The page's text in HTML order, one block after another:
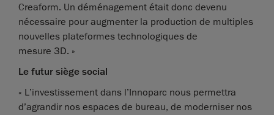
Creaform. Un déménagement était donc devenu
nécessaire pour augmenter la production de multiples
nouvelles plateformes technologiques de
mesure 3D. »
Le futur siège social
« L’investissement dans l’Innoparc nous permettra
d’agrandir nos espaces de bureau, de moderniser nos